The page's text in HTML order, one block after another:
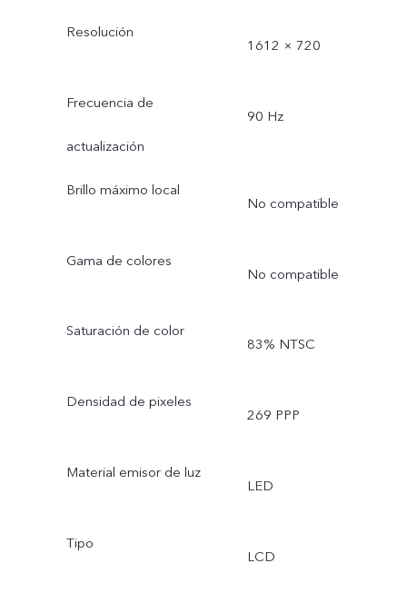
Resolución
1612 × 720
Frecuencia de
actualización
90 Hz
Brillo máximo local
No compatible
Gama de colores
No compatible
Saturación de color
83% NTSC
Densidad de pixeles
269 PPP
Material emisor de luz
LED
Tipo
LCD